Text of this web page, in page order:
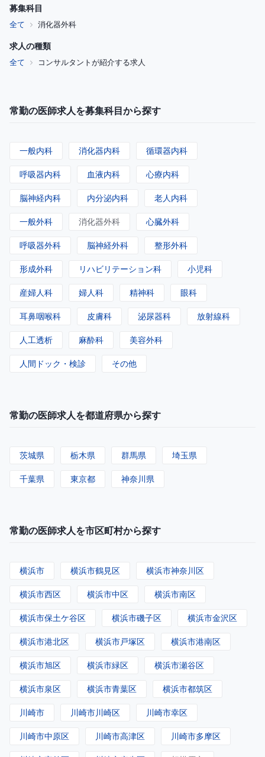
募集科目
全て 消化器外科
求人の種類
全て コンサルタントが紹介する求人
常勤の医師求人を募集科目から探す
一般内科 消化器内科 循環器内科
呼吸器内科 血液内科 心療内科
脳神経内科 内分泌内科 老人内科
一般外科 消化器外科 心臓外科
呼吸器外科 脳神経外科 整形外科
形成外科 リハビリテーション科 小児科
産婦人科 婦人科 精神科 眼科
耳鼻咽喉科 皮膚科 泌尿器科 放射線科
人工透析 麻酔科 美容外科
人間ドック・検診 その他
常勤の医師求人を都道府県から探す
茨城県 栃木県 群馬県 埼玉県
千葉県 東京都 神奈川県
常勤の医師求人を市区町村から探す
横浜市 横浜市鶴見区 横浜市神奈川区
横浜市西区 横浜市中区 横浜市南区
横浜市保土ケ谷区 横浜市磯子区 横浜市金沢区
横浜市港北区 横浜市戸塚区 横浜市港南区
横浜市旭区 横浜市緑区 横浜市瀬谷区
横浜市泉区 横浜市青葉区 横浜市都筑区
川崎市 川崎市川崎区 川崎市幸区
川崎市中原区 川崎市高津区 川崎市多摩区